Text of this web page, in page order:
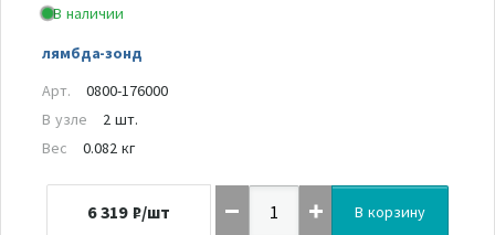
В наличии
лямбда-зонд
Арт.
0800-176000
В узле
2 шт.
Вес
0.082 кг
6 319 ₽/шт В корзину